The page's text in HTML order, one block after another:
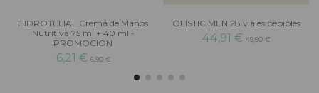
HIDROTELIAL Crema de Manos
Nutritiva 75 ml + 40 ml -
PROMOCIÓN
6,21 €6,90 €
OLISTIC MEN 28 viales bebibles
44,91 € 49,90 €